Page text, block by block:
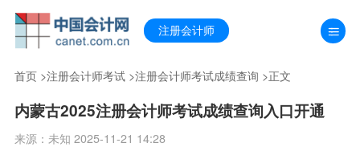
注册会计师
首页>注册会计师考试>注册会计师考试成绩查询 >正文
内蒙古2025注册会计师考试成绩查询入口开通
来源：未知 2025-11-21 14:28